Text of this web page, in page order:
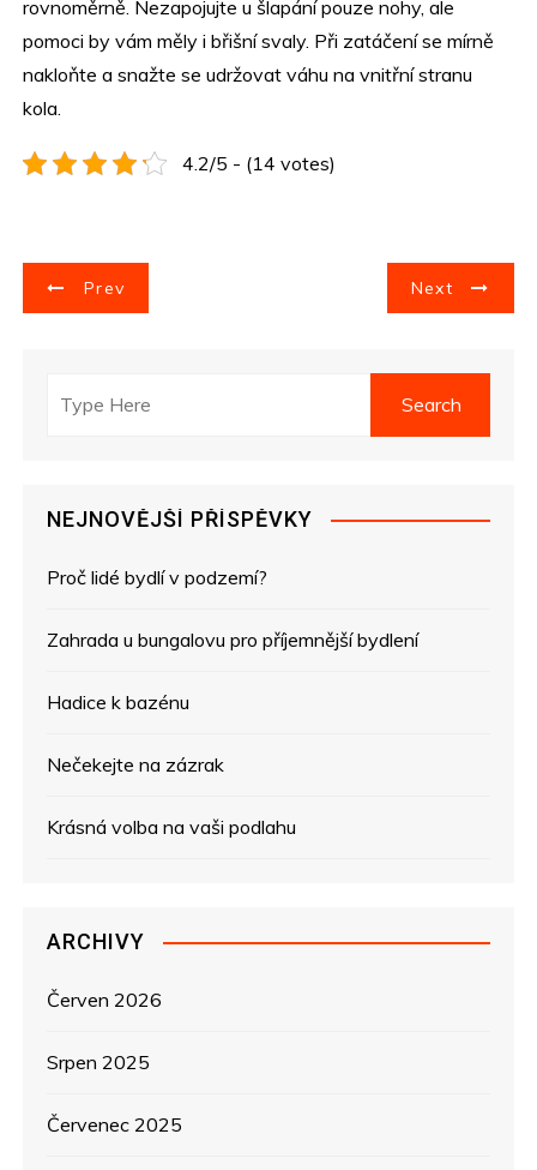
rovnoměrně. Nezapojujte u šlapání pouze nohy, ale
pomoci by vám měly i břišní svaly. Při zatáčení se mírně
nakloňte a snažte se udržovat váhu na vnitřní stranu
kola.
4.2/5 - (14 votes)
N
Prev Next
NEJNOVĚJŠÍ PŘÍSPĚVKY
Proč lidé bydlí v podzemí?
Zahrada u bungalovu pro příjemnější bydlení
Hadice k bazénu
Nečekejte na zázrak
Krásná volba na vaši podlahu
ARCHIVY
Červen 2026
Srpen 2025
Červenec 2025